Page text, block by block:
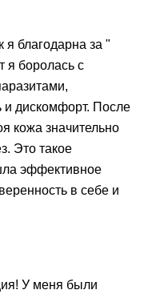
я благодарна за "
я боролась с
и дискомфорт. После
кожа значительно
Это такое
эффективное
в себе и
У меня были